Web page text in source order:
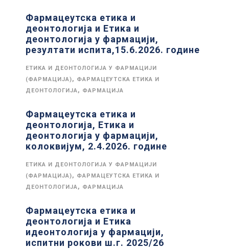
Фармацеутска етика и
деонтологија и Етика и
деонтологија у фармацији,
резултати испита,15.6.2026. године
ЕТИКА И ДЕОНТОЛОГИЈА У ФАРМАЦИЈИ
(ФАРМАЦИЈА), ФАРМАЦЕУТСКА ЕТИКА И
ДЕОНТОЛОГИЈА, ФАРМАЦИЈА
Фармацеутска етика и
деонтологија, Етика и
деонтологија у фармацији,
колоквијум, 2.4.2026. године
ЕТИКА И ДЕОНТОЛОГИЈА У ФАРМАЦИЈИ
(ФАРМАЦИЈА), ФАРМАЦЕУТСКА ЕТИКА И
ДЕОНТОЛОГИЈА, ФАРМАЦИЈА
Фармацеутска етика и
деонтологија и Етика
идеонтологија у фармацији,
испитни рокови ш.г. 2025/26